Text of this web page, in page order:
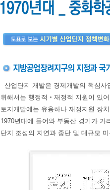
산업단지 개발은 경제개발의 핵심
위해서는 행정적‧재정적 지원이 있
토지개발에는 유용하나 재정지원 장
1970년대에 들어와 부동산 경기가
단지 조성의 지연과 중단 및 대규모